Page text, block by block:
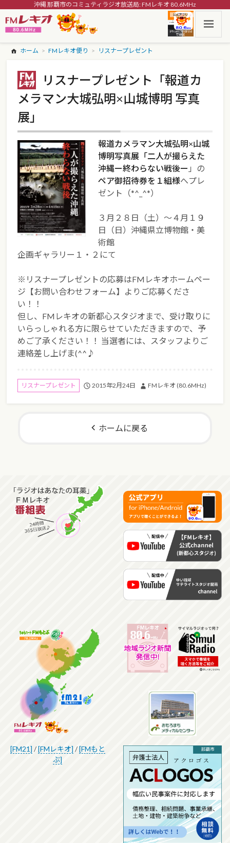
沖縄 那覇市のコミュティラジオ放送局: FMレキオ 80.6MHz
ホーム FMレキオ便り リスナープレゼント
リスナープレゼント「報道カ
メラマン大城弘明×山城博明 写真
展」
報道カメラマン大城弘明×山城
博明写真展「二人が撮らえた
沖縄ー終わらない戦後ー 」の
ペア御招待券を１組様へプレ
ゼント（*^_^*）
３月２８日（土）～４月１９
日（日）沖縄県立博物館・美
術館
企画ギャラリー１・２にて
※リスナープレゼントの応募はFMレキオホームペー
ジ【お問い合わせフォーム】よりご応募くださ
い！！
但し、FMレキオの新都心スタジオまで、受け取りに
いらっしゃれる方に限らせていただきますので、予
めご了承ください！！ 当選者には、スタッフよりご
連絡差し上げま(^^♪
リスナープレゼント 2015年2月24日 FMレキオ (80.6MHz)
ホームに戻る
[FM21] /[FMレキオ] /[FMもと
ぶ]